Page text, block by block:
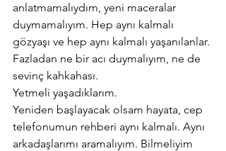
anlatmamalıydım, yeni maceralar
duymamalıyım. Hep aynı kalmalı
gözyaşı ve hep aynı kalmalı yaşanılanlar.
Fazladan ne bir acı duymalıyım, ne de
sevinç kahkahası.
Yetmeli yaşadıklarım.
Yeniden başlayacak olsam hayata, cep
telefonumun rehberi aynı kalmalı. Aynı
arkadaşlarımı aramalıyım. Bilmeliyim